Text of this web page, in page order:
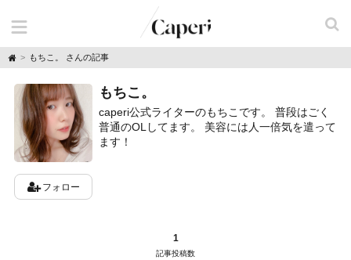
H
o
もちこ。 さんの記事
フォロー
もちこ。
caperi公式ライターのもちこです。 普段はごく
普通のOLしてます。 美容には人一倍気を遣って
ます！
1
記事投稿数